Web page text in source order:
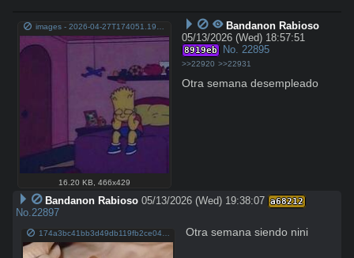
16.20 KB ,466x429
Bandanon Rabioso
05/13/2026 (Wed) 18:57:51
8919eb No. 22895
>>22920 >>22931
Otra semana desempleado
Bandanon Rabioso 05/13/2026 (Wed) 19:38:07 a68212
No.22897
Otra semana siendo nini